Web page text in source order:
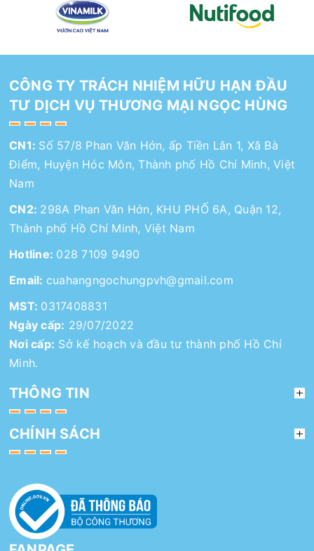
CÔNG TY TRÁCH NHIỆM HỮU HẠN ĐẦU
TƯ DỊCH VỤ THƯƠNG MẠI NGỌC HÙNG
CN1: Số 57/8 Phan Văn Hớn, ấp Tiền Lân 1, Xã Bà
Điểm, Huyện Hóc Môn, Thành phố Hồ Chí Minh, Việt
Nam
CN2: 298A Phan Văn Hớn, KHU PHỐ 6A, Quận 12,
Thành phố Hồ Chí Minh, Việt Nam
Hotline: 028 7109 9490
Email: cuahangngochungpvh@gmail.com
MST: 0317408831
Ngày cấp: 29/07/2022
Nơi cấp: Sở kế hoạch và đầu tư thành phố Hồ Chí
Minh.
THÔNG TIN
CHÍNH SÁCH